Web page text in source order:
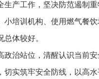
生产工作，坚决防范遏制
小培训机构、使用燃气餐
体较好。
政治站位，清醒认识当前
切实筑牢安全防线，以高